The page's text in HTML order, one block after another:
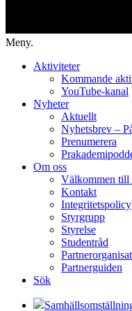
Meny.
Aktiviteter
Kommande
YouTube-kanal
Nyheter
Aktuellt
Nyhetsbrev –
Prenumerera
Om oss
Välkommen till
Kontakt
Integritetspolicy
Styrgrupp
Styrelse
Studentråd
Partnerguiden
Sök